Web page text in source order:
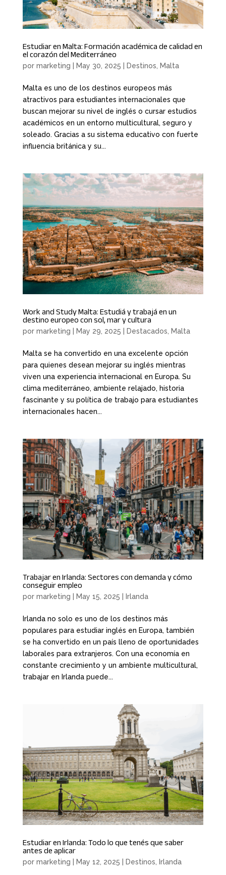
Estudiar en Malta: Formación académica de calidad en
el corazón del Mediterráneo
por marketing May 30, 2025 Destinos Malta
Malta es uno de los destinos europeos más
atractivos para estudiantes internacionales que
buscan mejorar su nivel de inglés o cursar estudios
académicos en un entorno multicultural, seguro y
soleado. Gracias a su sistema educativo con fuerte
influencia británica y su...
Work and Study Malta: Estudiá y trabajá en un
destino europeo con sol, mar y cultura
por marketing May 29, 2025 Destacados Malta
Malta se ha convertido en una excelente opción
para quienes desean mejorar su inglés mientras
viven una experiencia internacional en Europa. Su
clima mediterráneo, ambiente relajado, historia
fascinante y su política de trabajo para estudiantes
internacionales hacen...
Trabajar en Irlanda: Sectores con demanda y cómo
conseguir empleo
por marketing May 15, 2025 Irlanda
Irlanda no solo es uno de los destinos más
populares para estudiar inglés en Europa, también
se ha convertido en un país lleno de oportunidades
laborales para extranjeros. Con una economía en
constante crecimiento y un ambiente multicultural,
trabajar en Irlanda puede...
Estudiar en Irlanda: Todo lo que tenés que saber
antes de aplicar
por marketing May 12, 2025 Destinos Irlanda